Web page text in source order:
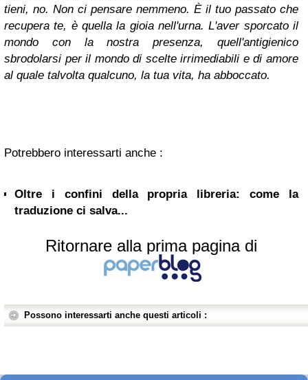
tieni, no. Non ci pensare nemmeno. È il tuo passato che
recupera te, è quella la gioia nell'urna. L'aver sporcato il
mondo con la nostra presenza, quell'antigienico
sbrodolarsi per il mondo di scelte irrimediabili e di amore
al quale talvolta qualcuno, la tua vita, ha abboccato.
Potrebbero interessarti anche :
Oltre i confini della propria libreria: come la
traduzione ci salva...
Ritornare alla prima pagina di
Possono interessarti anche questi articoli :